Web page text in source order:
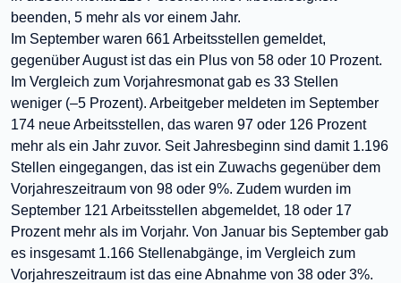
beenden, 5 mehr als vor einem Jahr.
Im September waren 661 Arbeitsstellen gemeldet,
gegenüber August ist das ein Plus von 58 oder 10 Prozent.
Im Vergleich zum Vorjahresmonat gab es 33 Stellen
weniger (–5 Prozent). Arbeitgeber meldeten im September
174 neue Arbeitsstellen, das waren 97 oder 126 Prozent
mehr als ein Jahr zuvor. Seit Jahresbeginn sind damit 1.196
Stellen eingegangen, das ist ein Zuwachs gegenüber dem
Vorjahreszeitraum von 98 oder 9%. Zudem wurden im
September 121 Arbeitsstellen abgemeldet, 18 oder 17
Prozent mehr als im Vorjahr. Von Januar bis September gab
es insgesamt 1.166 Stellenabgänge, im Vergleich zum
Vorjahreszeitraum ist das eine Abnahme von 38 oder 3%.